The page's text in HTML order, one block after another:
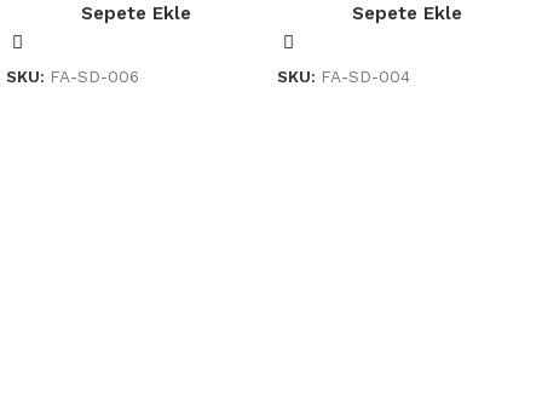
Sepete Ekle
SKU: FA-SD-006
Sepete Ekle
SKU: FA-SD-004